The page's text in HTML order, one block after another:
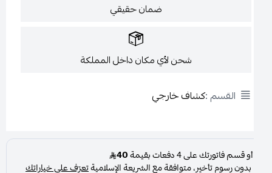
ضمان حقيقي
شحن لأي مكان داخل المملكة
القسم :كشاف خارجي